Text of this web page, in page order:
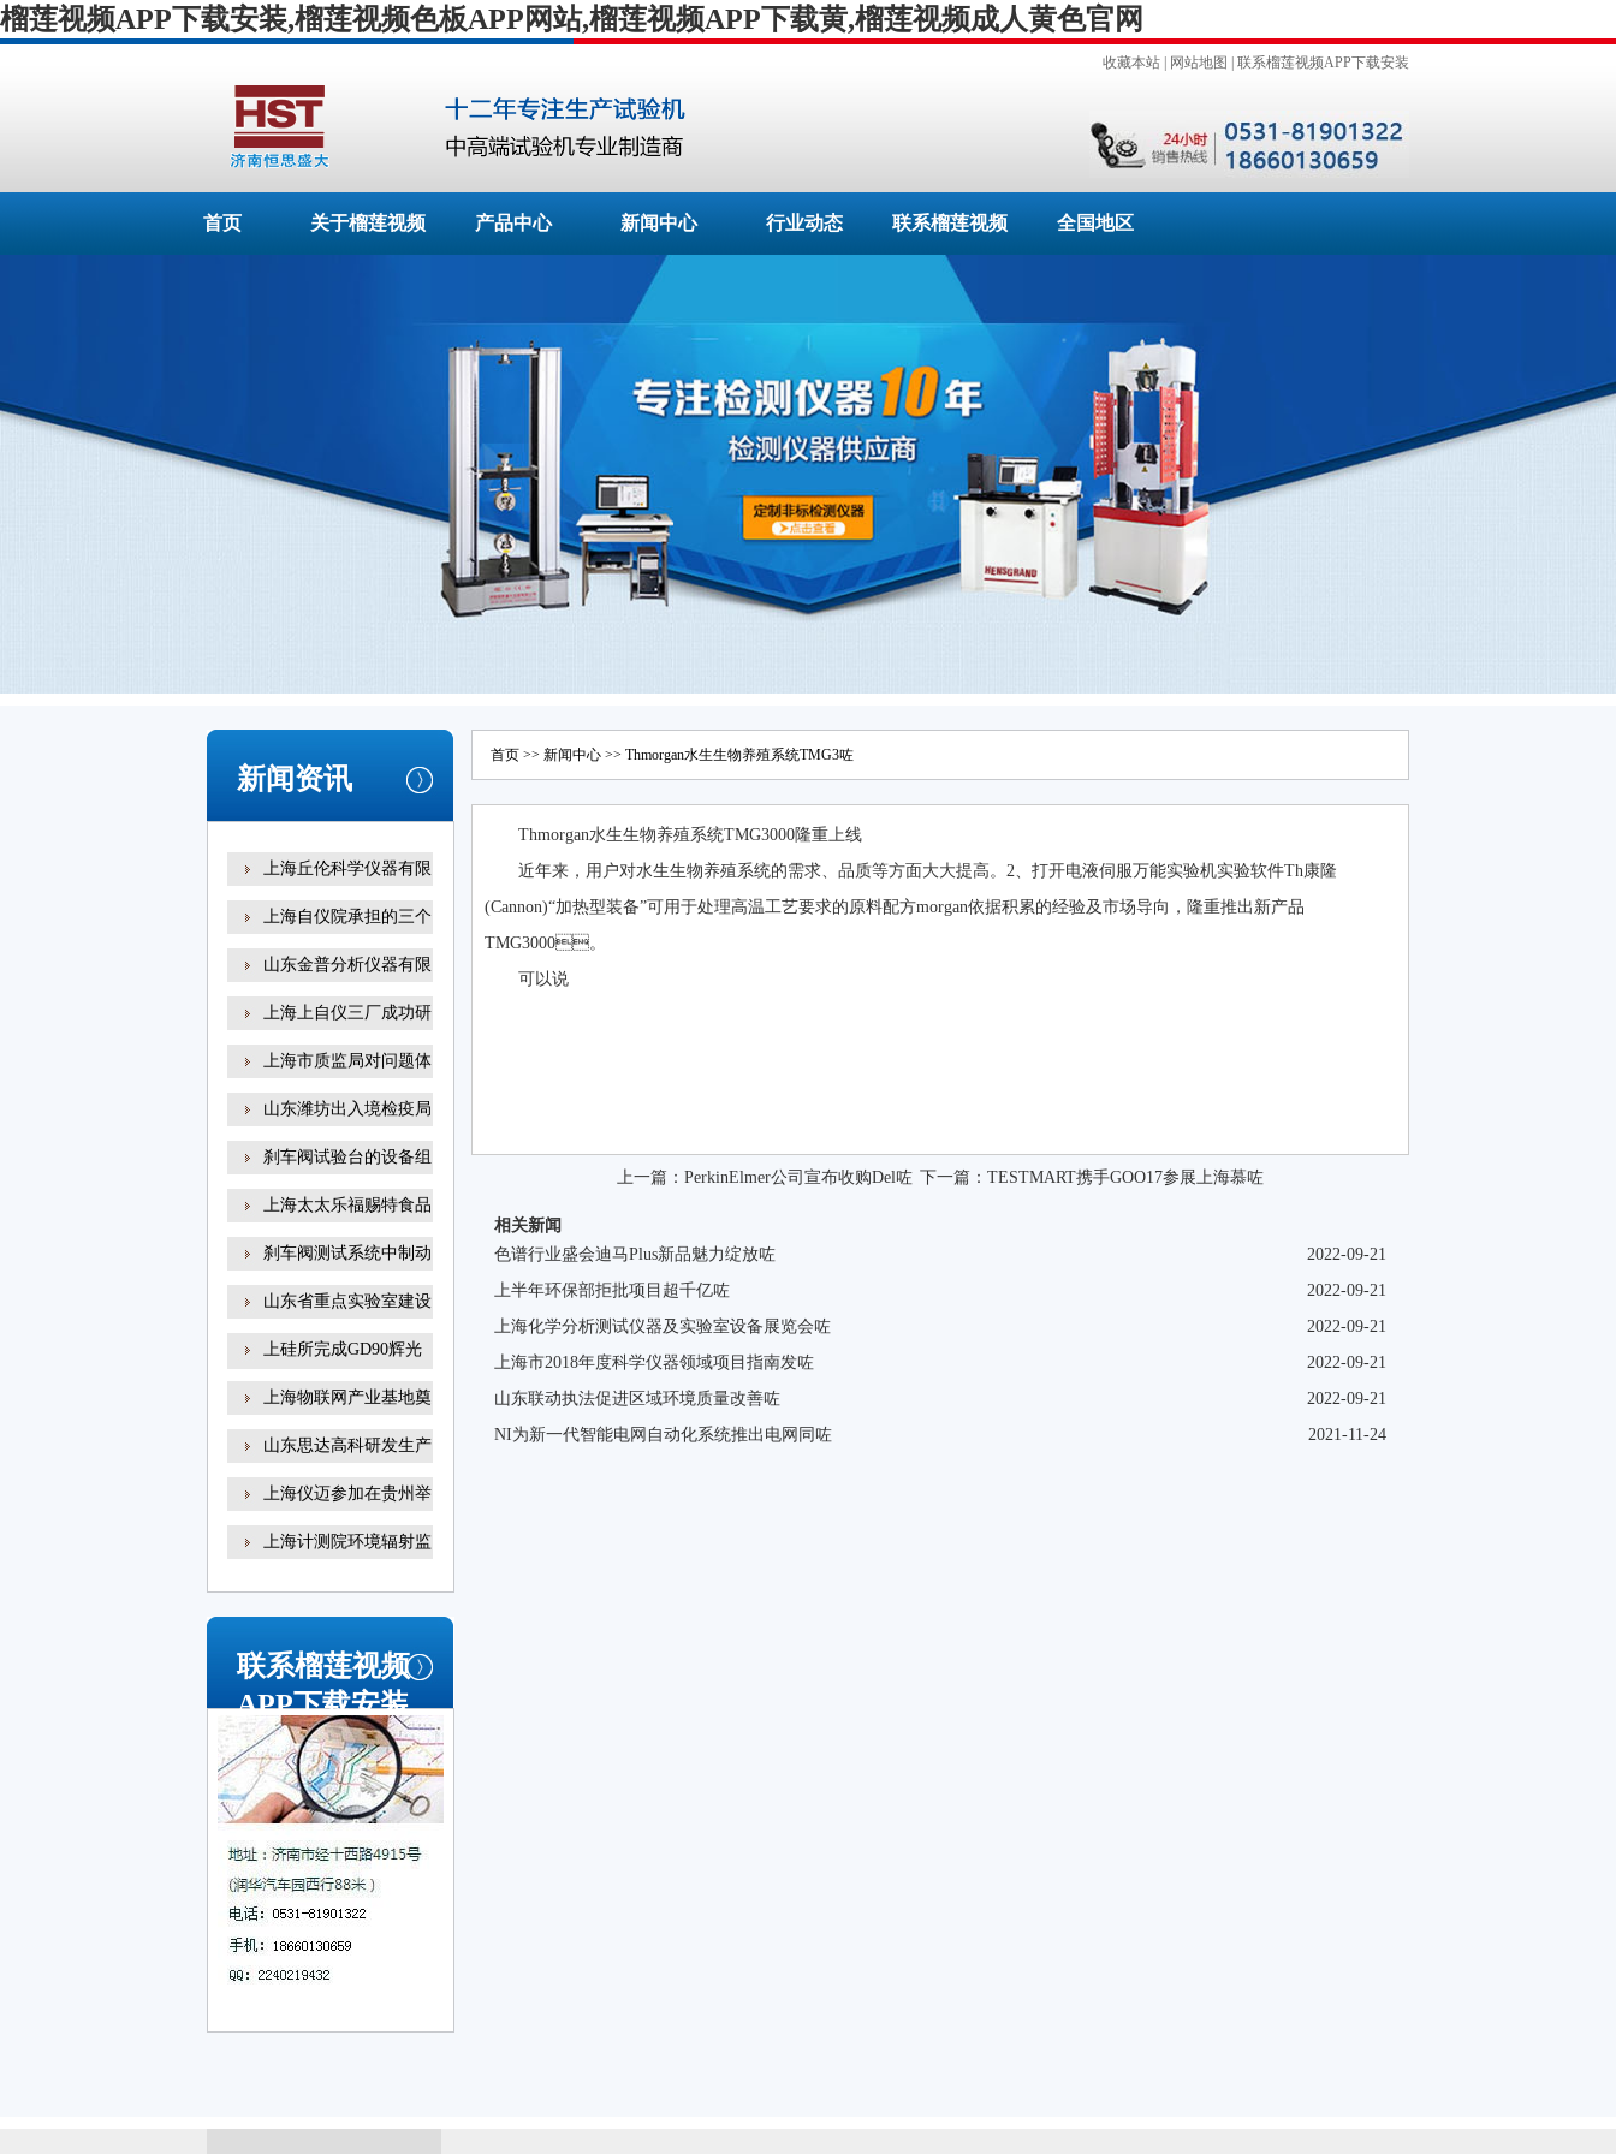
榴莲视频APP下载安装,榴莲视频色板APP网站,榴莲视频APP下载黄,榴莲视频成人黄色官网
收藏本站 网站地图 联系榴莲视频APP下载安装
首页 关于榴莲视频 产品中心 新闻中心 行业动态 联系榴莲视频
APP下载安装
全国地区
新闻资讯
上海丘伦科学仪器有限
上海自仪院承担的三个
山东金普分析仪器有限
上海上自仪三厂成功研
上海市质监局对问题体
山东潍坊出入境检疫局
刹车阀试验台的设备组
上海太太乐福赐特食品
刹车阀测试系统中制动
山东省重点实验室建设
上硅所完成GD90辉光
上海物联网产业基地奠
山东思达高科研发生产
上海仪迈参加在贵州举
上海计测院环境辐射监
联系榴莲视频
APP下载安装
首页 >> 新闻中心 >> Thmorgan水生生物养殖系统TMG3咗
Thmorgan水生生物养殖系统TMG3000隆重上线
近年来，用户对水生生物养殖系统的需求、品质等方面大大提高。2、打开电液伺服万能实验机实验软件Th康隆
(Cannon)“加热型装备”可用于处理高温工艺要求的原料配方morgan依据积累的经验及市场导向，隆重推出新产品
TMG3000。
可以说
上一篇： PerkinElmer公司宣布收购Del咗 下一篇： TESTMART携手GOO17参展上海慕咗
相关新闻
2022-09-21
色谱行业盛会迪马Plus新品魅力绽放咗
2022-09-21
上半年环保部拒批项目超千亿咗
2022-09-21
上海化学分析测试仪器及实验室设备展览会咗
2022-09-21
上海市2018年度科学仪器领域项目指南发咗
2022-09-21
山东联动执法促进区域环境质量改善咗
2021-11-24
NI为新一代智能电网自动化系统推出电网同咗